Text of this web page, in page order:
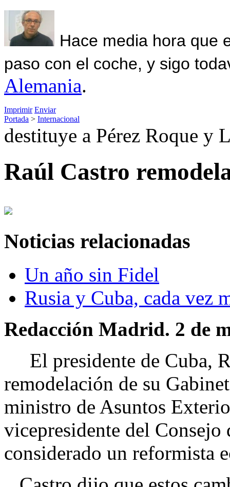
Hace media hora que
paso con el coche, y sigo
Alemania.
Imprimir Enviar
Portada > Internacional
destituye a Pérez Roque y
Raúl Castro
Noticias relacionadas
Un año sin Fidel
Rusia y Cuba, cada vez
Redacción Madrid. 2 de
El presidente de Cuba,
remodelación de su
ministro de Asuntos
vicepresidente del Consejo
considerado un reformista